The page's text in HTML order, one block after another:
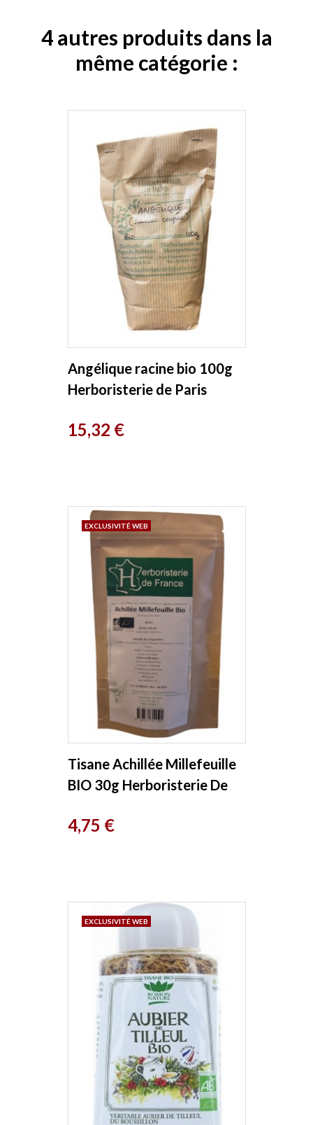
4 autres produits dans la
même catégorie :
Angélique racine bio 100g
Herboristerie de Paris
Prix
15,32 €
Tisane Achillée Millefeuille
BIO 30g Herboristerie De
Prix
4,75 €
EXCLUSIVITÉ WEB
EXCLUSIVITÉ WEB